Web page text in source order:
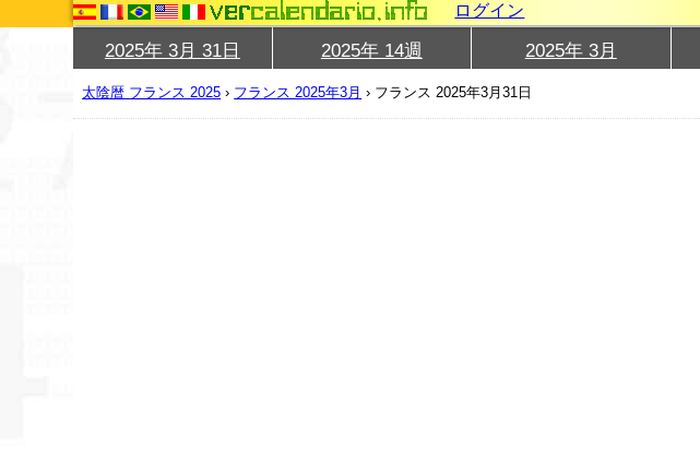
ログイン
2025年 3月 31日 2025年 14週 2025年 3月
太陰暦 フランス 2025 › フランス 2025年3月 › フランス 2025年3月31日